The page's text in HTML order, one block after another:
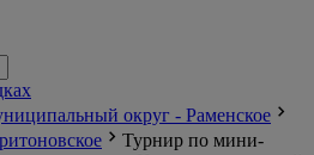
округ - Раменское
Турнир по мини-